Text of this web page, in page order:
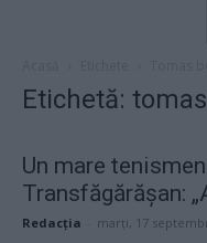
Etichetă:
Un mare
Transfăgărășan:
Redacţia marți, 17